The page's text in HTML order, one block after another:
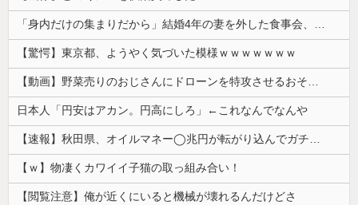
「身内だけの集まりだから」結婚4年の妻を外した食事会、その義理の両親が泊まりに来ると言い出して
【驚愕】東京都、ようやく気づいた模様ｗｗｗｗｗｗｗ
【動画】野菜売りのおじさんにドローンを特攻させるおそロシア。
日本人「円安はアカン。円高にしろ」←これなんでなんや
【速報】秋田県、オイルマネー◯兆円が転がり込んでガチで東北最強へ
【ｗ】物凄くカワイイ子猫の取っ組み合い！
【閲覧注意】俺が近くにいると機械が壊れるんだけどさ